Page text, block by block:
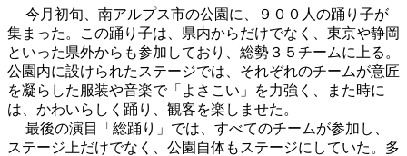
今月初旬、南アルプス市の公園に、９００人の踊り子が
集まった。この踊り子は、県内からだけでなく、東京や静岡
といった県外からも参加しており、総勢３５チームに上る。
公園内に設けられたステージでは、それぞれのチームが意匠
を凝らした服装や音楽で「よさこい」を力強く、また時に
は、かわいらしく踊り、観客を楽しませた。
最後の演目「総踊り」では、すべてのチームが参加し、
ステージ上だけでなく、公園自体もステージにしていた。多